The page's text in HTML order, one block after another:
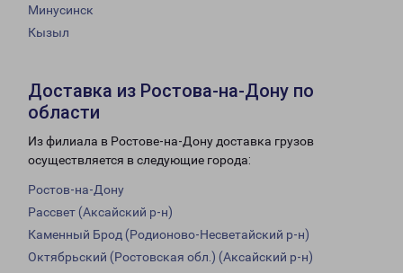
Минусинск
Кызыл
Доставка из Ростова-на-Дону по
области
Из филиала в Ростове-на-Дону доставка грузов
осуществляется в следующие города:
Ростов-на-Дону
Рассвет (Аксайский р-н)
Каменный Брод (Родионово-Несветайский р-н)
Октябрьский (Ростовская обл.) (Аксайский р-н)